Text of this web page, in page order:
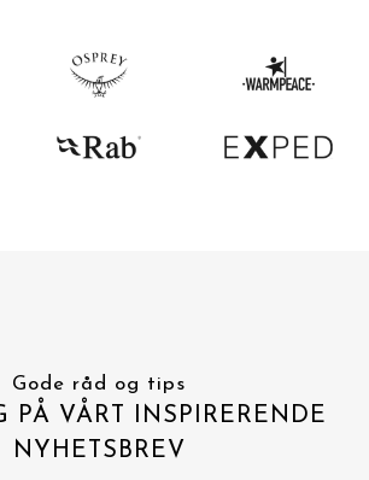
Gode råd og tips
PÅ VÅRT INSPIRERENDE
NYHETSBREV